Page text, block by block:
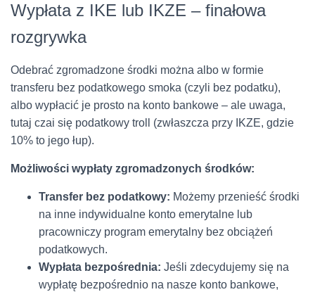
Wypłata z IKE lub IKZE – finałowa
rozgrywka
Odebrać zgromadzone środki można albo w formie
transferu bez podatkowego smoka (czyli bez podatku),
albo wypłacić je prosto na konto bankowe – ale uwaga,
tutaj czai się podatkowy troll (zwłaszcza przy IKZE, gdzie
10% to jego łup).
Możliwości wypłaty zgromadzonych środków:
Transfer bez podatkowy: Możemy przenieść środki
na inne indywidualne konto emerytalne lub
pracowniczy program emerytalny bez obciążeń
podatkowych.
Wypłata bezpośrednia: Jeśli zdecydujemy się na
wypłatę bezpośrednio na nasze konto bankowe,